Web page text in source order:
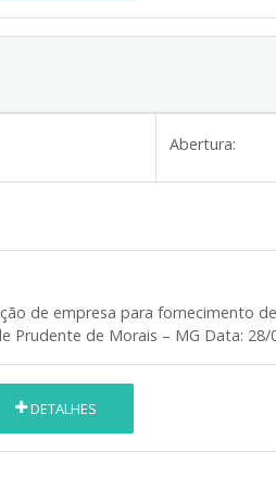
Abertura:
de empresa para fornecimento
Prudente de Morais – MG Data: 28/
DETALHES